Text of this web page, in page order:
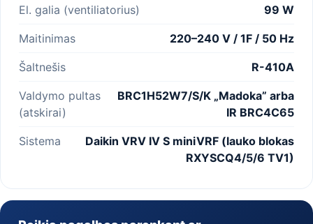
El. galia (ventiliatorius) 99 W
Maitinimas 220–240 V / 1F / 50 Hz
Šaltnešis R-410A
Valdymo pultas
(atskirai)
BRC1H52W7/S/K „Madoka” arba
IR BRC4C65
Sistema
Daikin VRV IV S miniVRF (lauko blokas
RXYSCQ4/5/6 TV1)